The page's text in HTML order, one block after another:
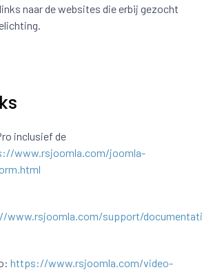
naar de websites die erbij gezocht
inclusief de
www.rsjoomla.com/joomla-
www.rsjoomla.com/support/
https://www.rsjoomla.com/video-